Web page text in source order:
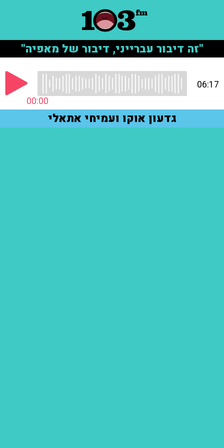
"זה דיבור עברייני, דיבור של מאפיה"
00:00
06:17
גדעון אוקו ועמיחי אתאלי